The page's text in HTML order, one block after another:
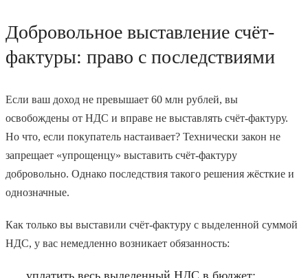
Добровольное выставление счёт-
фактуры: право с последствиями
Если ваш доход не превышает 60 млн рублей, вы
освобождены от НДС и вправе не выставлять счёт-фактуру.
Но что, если покупатель настаивает? Технически закон не
запрещает «упрощенцу» выставить счёт-фактуру
добровольно. Однако последствия такого решения жёсткие и
однозначные.
Как только вы выставили счёт-фактуру с выделенной суммой
НДС, у вас немедленно возникает обязанность:
уплатить весь выделенный НДС в бюджет;